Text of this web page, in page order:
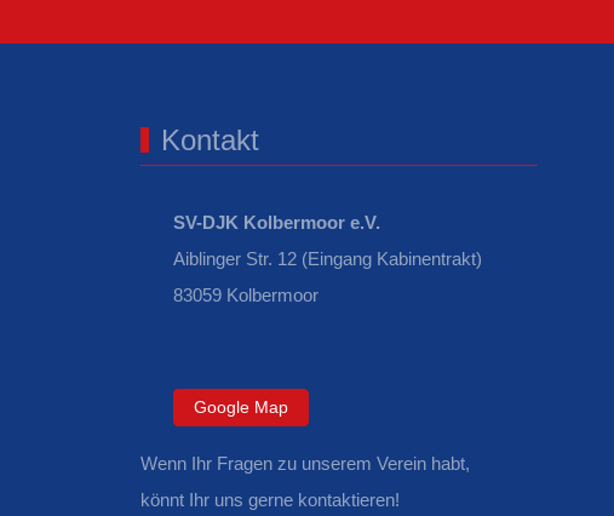
Kontakt
SV-DJK Kolbermoor e.V.
Aiblinger Str. 12 (Eingang Kabinentrakt)
83059 Kolbermoor
Google Map
Wenn Ihr Fragen zu unserem Verein habt,
könnt Ihr uns gerne kontaktieren!